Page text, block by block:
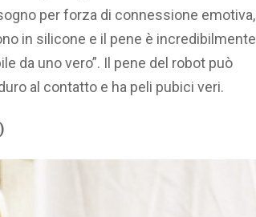
per forza di connessione emotiva,
in silicone e il pene è incredibilmente
da uno vero”. Il pene del robot può
al contatto e ha peli pubici veri.